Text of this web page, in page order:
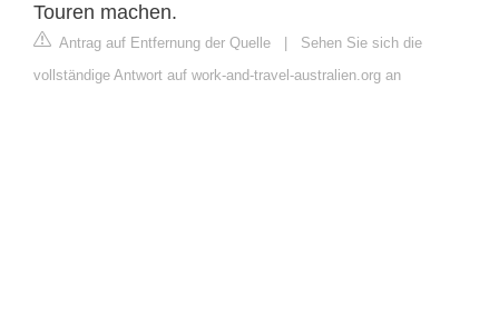
Touren machen.
Antrag auf Entfernung der Quelle
Sehen Sie sich die
vollständige Antwort auf work-and-travel-australien.org an